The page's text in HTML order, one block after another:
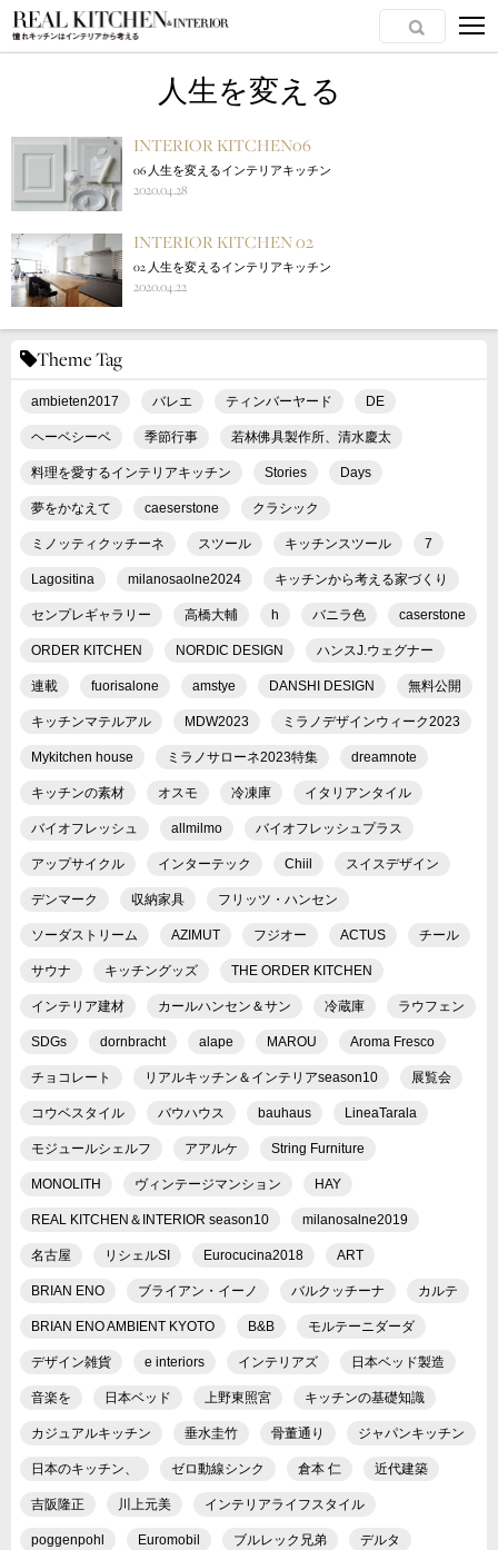
人生を変える
INTERIOR KITCHEN06
06 人生を変えるインテリアキッチン
2020.04.28
INTERIOR KITCHEN 02
02 人生を変えるインテリアキッチン
2020.04.22
Theme Tag
ambieten2017 バレエ ティンバーヤード DE
ヘーベシーベ 季節行事 若林佛具製作所、清水慶太
料理を愛するインテリアキッチン Stories Days
夢をかなえて caeserstone クラシック
ミノッティクッチーネ スツール キッチンスツール 7
Lagositina milanosaolne2024 キッチンから考える家づくり
センプレギャラリー 高橋大輔 h バニラ色 caserstone
ORDER KITCHEN NORDIC DESIGN ハンスJ.ウェグナー
連載 fuorisalone amstye DANSHI DESIGN 無料公開
キッチンマテルアル MDW2023 ミラノデザインウィーク2023
Mykitchen house ミラノサローネ2023特集 dreamnote
キッチンの素材 オスモ 冷凍庫 イタリアンタイル
バイオフレッシュ allmilmo バイオフレッシュプラス
アップサイクル インターテック Chiil スイスデザイン
デンマーク 収納家具 フリッツ・ハンセン
ソーダストリーム AZIMUT フジオー ACTUS チール
サウナ キッチングッズ THE ORDER KITCHEN
インテリア建材 カールハンセン＆サン 冷蔵庫 ラウフェン
SDGs dornbracht alape MAROU Aroma Fresco
チョコレート リアルキッチン＆インテリアseason10 展覧会
コウベスタイル バウハウス bauhaus LineaTarala
モジュールシェルフ アアルケ String Furniture
MONOLITH ヴィンテージマンション HAY
REAL KITCHEN＆INTERIOR season10 milanosalne2019
名古屋 リシェルSI Eurocucina2018 ART
BRIAN ENO ブライアン・イーノ バルクッチーナ カルテ
BRIAN ENO AMBIENT KYOTO B&B モルテーニダーダ
デザイン雑貨 e interiors インテリアズ 日本ベッド製造
音楽を 日本ベッド 上野東照宮 キッチンの基礎知識
カジュアルキッチン 垂水圭竹 骨董通り ジャパンキッチン
日本のキッチン、 ゼロ動線シンク 倉本 仁 近代建築
吉阪隆正 川上元美 インテリアライフスタイル
poggenpohl Euromobil ブルレック兄弟 デルタ